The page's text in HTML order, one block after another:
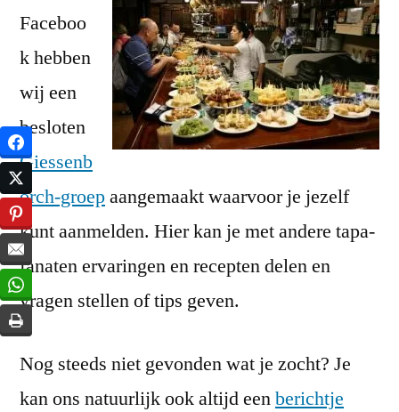
Faceboo
k hebben
wij een
besloten
Giessenb
orch-groepaangemaakt waarvoor je jezelf
kunt aanmelden. Hier kan je met andere tapa-
fanaten ervaringen en recepten delen en
vragen stellen of tips geven.
Nog steeds niet gevonden wat je zocht? Je
kan ons natuurlijk ook altijd eenberichtje